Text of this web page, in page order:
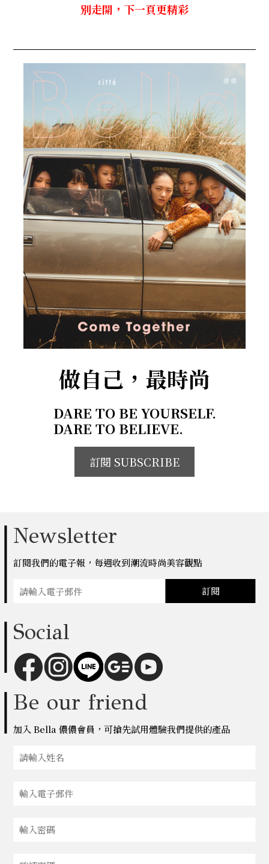
別走開，下一頁更精彩
做自己，最時尚
DARE TO BE YOURSELF.
DARE TO BELIEVE.
訂閱 SUBSCRIBE
Newsletter
訂閱我們的電子報，每週收到潮流時尚美容觀點
訂閱
Social
Be our friend
加入 Bella 儂儂會員，可搶先試用體驗我們提供的產品